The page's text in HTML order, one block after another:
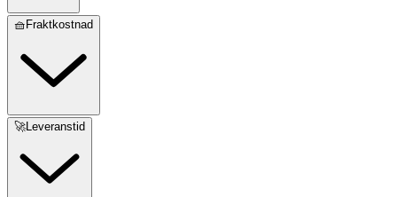
🧺Fraktkostnad
🚀Leveranstid